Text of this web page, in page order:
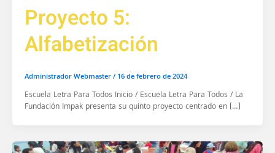
Proyecto 5:
Alfabetización
Administrador Webmaster/16 de febrero de 2024
Escuela Letra Para Todos Inicio / Escuela Letra Para Todos / La
Fundación Impak presenta su quinto proyecto centrado en […]